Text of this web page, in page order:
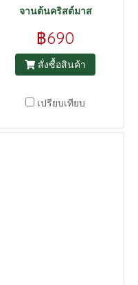
จานต้นคริสต์มาส
฿690
สั่งซื้อสินค้า
เปรียบเทียบ